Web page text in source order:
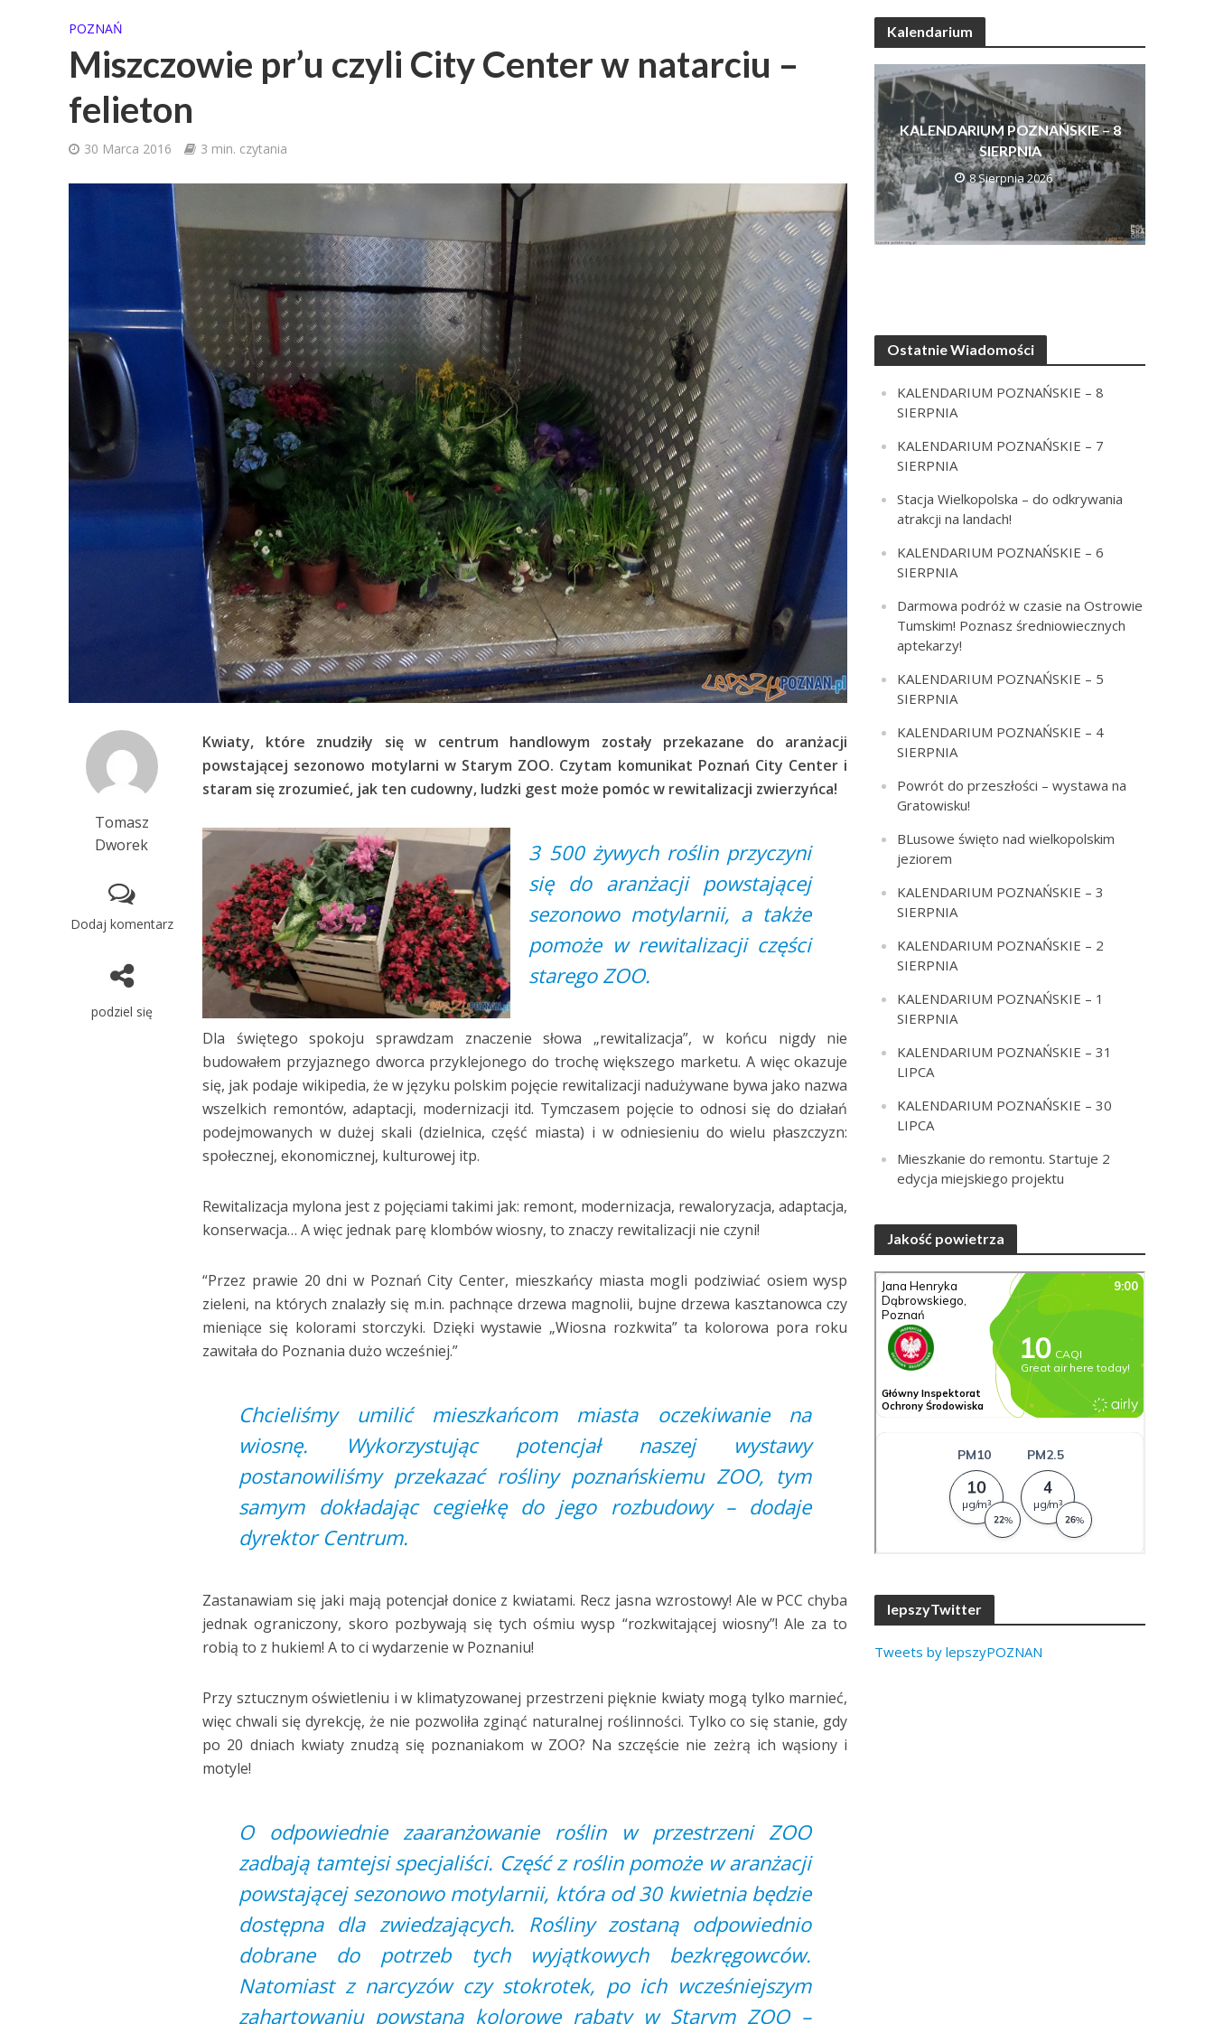
POZNAŃ
Miszczowie pr’u czyli City Center w natarciu –
felieton
30 Marca 2016 3 min. czytania
Tomasz
Dworek
Dodaj komentarz
podziel się
Kwiaty, które znudziły się w centrum handlowym zostały przekazane do aranżacji
powstającej sezonowo motylarni w Starym ZOO. Czytam komunikat Poznań City Center i
staram się zrozumieć, jak ten cudowny, ludzki gest może pomóc w rewitalizacji zwierzyńca!
3 500 żywych roślin przyczyni
się do aranżacji powstającej
sezonowo motylarnii, a także
pomoże w rewitalizacji części
starego ZOO.
Dla świętego spokoju sprawdzam znaczenie słowa „rewitalizacja”, w końcu nigdy nie
budowałem przyjaznego dworca przyklejonego do trochę większego marketu. A więc okazuje
się, jak podaje wikipedia, że w języku polskim pojęcie rewitalizacji nadużywane bywa jako nazwa
wszelkich remontów, adaptacji, modernizacji itd. Tymczasem pojęcie to odnosi się do działań
podejmowanych w dużej skali (dzielnica, część miasta) i w odniesieniu do wielu płaszczyzn:
społecznej, ekonomicznej, kulturowej itp.
Rewitalizacja mylona jest z pojęciami takimi jak: remont, modernizacja, rewaloryzacja, adaptacja,
konserwacja… A więc jednak parę klombów wiosny, to znaczy rewitalizacji nie czyni!
“Przez prawie 20 dni w Poznań City Center, mieszkańcy miasta mogli podziwiać osiem wysp
zieleni, na których znalazły się m.in. pachnące drzewa magnolii, bujne drzewa kasztanowca czy
mieniące się kolorami storczyki. Dzięki wystawie „Wiosna rozkwita” ta kolorowa pora roku
zawitała do Poznania dużo wcześniej.”
Chcieliśmy umilić mieszkańcom miasta oczekiwanie na
wiosnę. Wykorzystując potencjał naszej wystawy
postanowiliśmy przekazać rośliny poznańskiemu ZOO, tym
samym dokładając cegiełkę do jego rozbudowy – dodaje
dyrektor Centrum.
Zastanawiam się jaki mają potencjał donice z kwiatami. Recz jasna wzrostowy! Ale w PCC chyba
jednak ograniczony, skoro pozbywają się tych ośmiu wysp “rozkwitającej wiosny”! Ale za to
robią to z hukiem! A to ci wydarzenie w Poznaniu!
Przy sztucznym oświetleniu i w klimatyzowanej przestrzeni pięknie kwiaty mogą tylko marnieć,
więc chwali się dyrekcję, że nie pozwoliła zginąć naturalnej roślinności. Tylko co się stanie, gdy
po 20 dniach kwiaty znudzą się poznaniakom w ZOO? Na szczęście nie zeżrą ich wąsiony i
motyle!
O odpowiednie zaaranżowanie roślin w przestrzeni ZOO
zadbają tamtejsi specjaliści. Część z roślin pomoże w aranżacji
powstającej sezonowo motylarnii, która od 30 kwietnia będzie
dostępna dla zwiedzających. Rośliny zostaną odpowiednio
dobrane do potrzeb tych wyjątkowych bezkręgowców.
Natomiast z narcyzów czy stokrotek, po ich wcześniejszym
zahartowaniu powstaną kolorowe rabaty w Starym ZOO –
Kalendarium
KALENDARIUM POZNAŃSKIE – 8
SIERPNIA
8 Sierpnia 2026
Ostatnie Wiadomości
KALENDARIUM POZNAŃSKIE – 8
SIERPNIA
KALENDARIUM POZNAŃSKIE – 7
SIERPNIA
Stacja Wielkopolska – do odkrywania
atrakcji na landach!
KALENDARIUM POZNAŃSKIE – 6
SIERPNIA
Darmowa podróż w czasie na Ostrowie
Tumskim! Poznasz średniowiecznych
aptekarzy!
KALENDARIUM POZNAŃSKIE – 5
SIERPNIA
KALENDARIUM POZNAŃSKIE – 4
SIERPNIA
Powrót do przeszłości – wystawa na
Gratowisku!
BLusowe święto nad wielkopolskim
jeziorem
KALENDARIUM POZNAŃSKIE – 3
SIERPNIA
KALENDARIUM POZNAŃSKIE – 2
SIERPNIA
KALENDARIUM POZNAŃSKIE – 1
SIERPNIA
KALENDARIUM POZNAŃSKIE – 31
LIPCA
KALENDARIUM POZNAŃSKIE – 30
LIPCA
Mieszkanie do remontu. Startuje 2
edycja miejskiego projektu
Jakość powietrza
lepszyTwitter
Tweets by lepszyPOZNAN